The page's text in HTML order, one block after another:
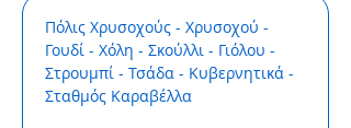
Πόλις Χρυσοχούς - Χρυσοχού -
Γουδί - Χόλη - Σκούλλι - Γιόλου -
Στρουμπί - Τσάδα - Κυβερνητικά -
Σταθμός Καραβέλλα